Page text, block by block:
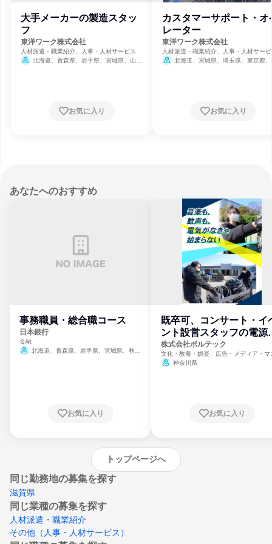
大手メーカーの製造スタッ
フ
東洋ワーク株式会社
人材派遣・職業紹介、人事・人材サービス
北海道、青森県、岩手県、宮城県、山形
お気に入り
カスタマーサポート・オ
レーター
東洋ワーク株式会社
人材派遣・職業紹介、人事・人材サー
北海道、宮城県、埼玉県、東京都
お気に入り
あなたへのおすすめ
事務職員・総合職コース
日本銀行
金融
北海道、青森県、岩手県、宮城県、秋田
崎県、熊本県、大分県、宮崎県、鹿児島県、
お気に入り
既卒可、コンサート・イ
ント設営スタッフの電源
門
株式会社ボルテック
文化・教養・娯楽、広告・メディア・マ
ミ、電力・ガス・水道・エネルギー
神奈川県
お気に入り
トップページへ
同じ勤務地の募集を探す
滋賀県
同じ業種の募集を探す
人材派遣・職業紹介
その他（人事・人材サービス）